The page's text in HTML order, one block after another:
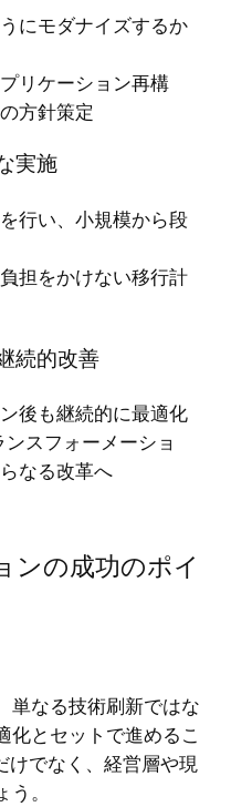
にモダナイズするか
リケーション再構
方針策定
実施
を行い、小規模から段
担をかけない移行計
続的改善
後も継続的に最適化
スフォーメーショ
なる改革へ
ンの成功のポイ
単なる技術刷新ではな
化とセットで進めるこ
けでなく、経営層や現
。